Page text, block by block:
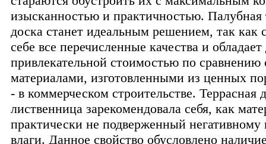
изысканностью и практичностью. Палубная
доска станет идеальным решением, так как
себе все перечисленные качества и обладает
привлекательной стоимостью по сравнению
материалами, изготовленными из ценных
- в коммерческом строительстве. Террасная
лиственница зарекомендовала себя, как
практически не подверженный негативному
влаги. Данное свойство обусловлено